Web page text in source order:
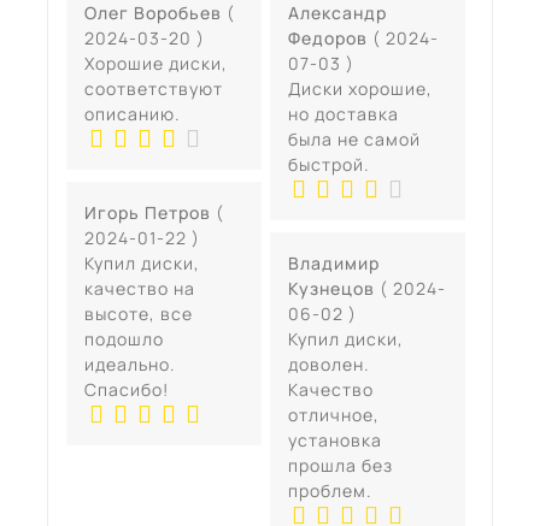
Олег Воробьев (
2024-03-20 )
Хорошие диски,
соответствуют
описанию.
Игорь Петров (
2024-01-22 )
Купил диски,
качество на
высоте, все
подошло
идеально.
Спасибо!
Александр
Федоров ( 2024-
07-03 )
Диски хорошие,
но доставка
была не самой
быстрой.
Владимир
Кузнецов ( 2024-
06-02 )
Купил диски,
доволен.
Качество
отличное,
установка
прошла без
проблем.